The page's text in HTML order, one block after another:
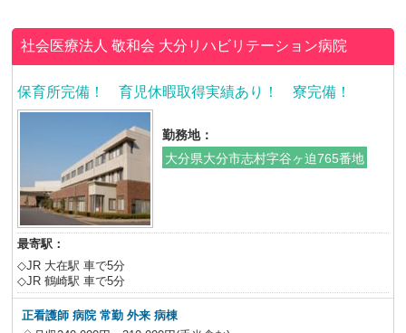
社会医療法人 敬和会 大分リハビリテーション病院
保育所完備！ 育児休暇取得実績あり！ 寮完備！
勤務地：
大分県大分市志村字谷ヶ迫765番地
最寄駅：
◇JR 大在駅 車で5分
◇JR 鶴崎駅 車で5分
正看護師 病院 常勤 外来 病棟